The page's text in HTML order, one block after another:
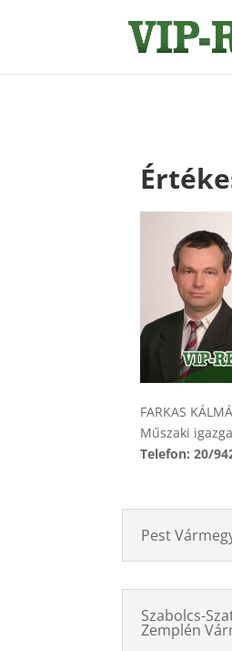
FARKAS
Műszaki
Telefon: 20/
Pest
Szabolcs-
Zemplén